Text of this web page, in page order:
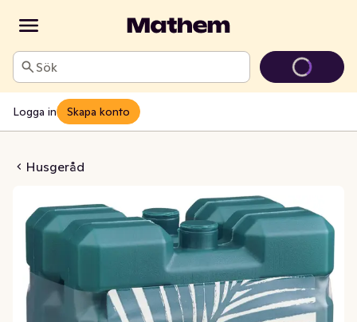
Sök
Logga in Skapa konto
Husgeråd
Osorterade Färger